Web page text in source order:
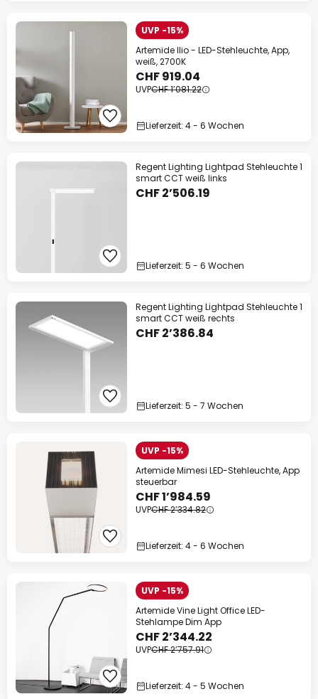
UVP -15%
Artemide Ilio - LED-Stehleuchte, App,
weiß, 2700K
CHF 919.04
UVPCHF 1’081.22
Lieferzeit: 4 - 6 Wochen
Regent Lighting Lightpad Stehleuchte 1
smart CCT weiß links
CHF 2’506.19
Lieferzeit: 5 - 6 Wochen
Regent Lighting Lightpad Stehleuchte 1
smart CCT weiß rechts
CHF 2’386.84
Lieferzeit: 5 - 7 Wochen
UVP -15%
Artemide Mimesi LED-Stehleuchte, App
steuerbar
CHF 1’984.59
UVPCHF 2’334.82
Lieferzeit: 4 - 6 Wochen
UVP -15%
Artemide Vine Light Office LED-
Stehlampe Dim App
CHF 2’344.22
UVPCHF 2’757.91
Lieferzeit: 4 - 5 Wochen